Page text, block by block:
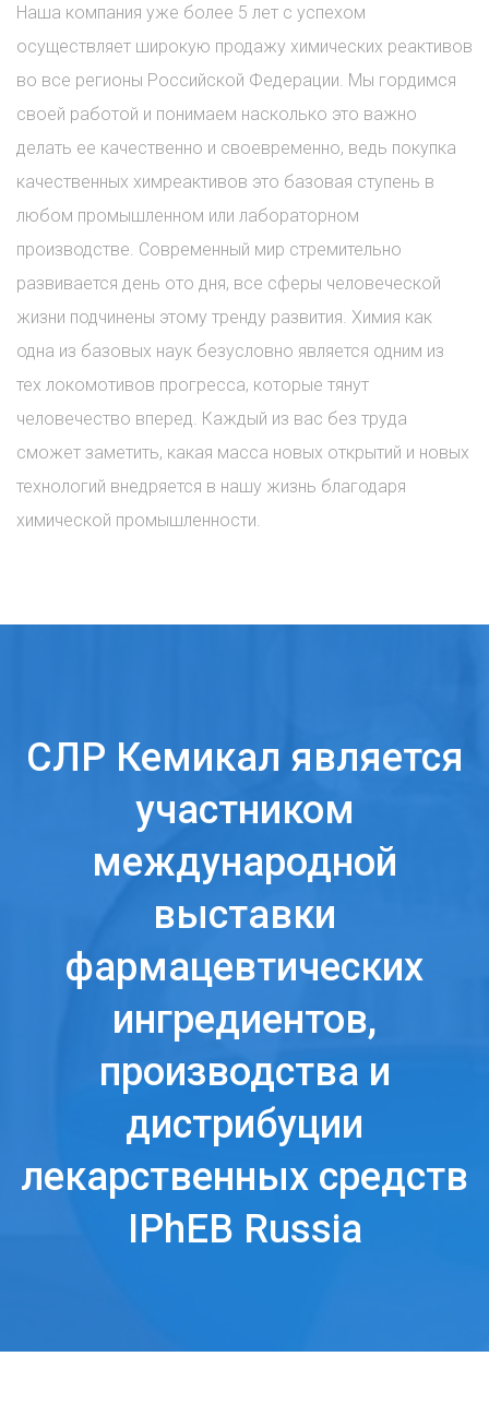
Наша компания уже более 5 лет с успехом
осуществляет широкую продажу химических реактивов
во все регионы Российской Федерации. Мы гордимся
своей работой и понимаем насколько это важно
делать ее качественно и своевременно, ведь покупка
качественных химреактивов это базовая ступень в
любом промышленном или лабораторном
производстве. Современный мир стремительно
развивается день ото дня, все сферы человеческой
жизни подчинены этому тренду развития. Химия как
одна из базовых наук безусловно является одним из
тех локомотивов прогресса, которые тянут
человечество вперед. Каждый из вас без труда
сможет заметить, какая масса новых открытий и новых
технологий внедряется в нашу жизнь благодаря
химической промышленности.
СЛР Кемикал является
участником
международной
выставки
фармацевтических
ингредиентов,
производства и
дистрибуции
лекарственных средств
IPhEB Russia